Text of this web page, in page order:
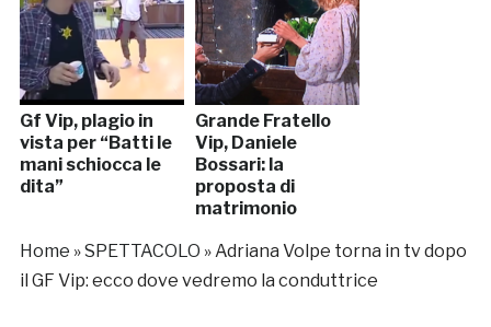
Gf Vip, plagio in
vista per “Batti le
mani schiocca le
dita”
Grande Fratello
Vip, Daniele
Bossari: la
proposta di
matrimonio
Home »SPETTACOLO »Adriana Volpe torna in tv dopo
il GF Vip: ecco dove vedremo la conduttrice